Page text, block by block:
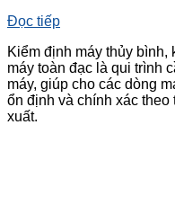
Đọc tiếp
Kiểm định máy thủy bình,
máy toàn đạc là qui trình
máy, giúp cho các dòng
ổn định và chính xác theo
xuất.